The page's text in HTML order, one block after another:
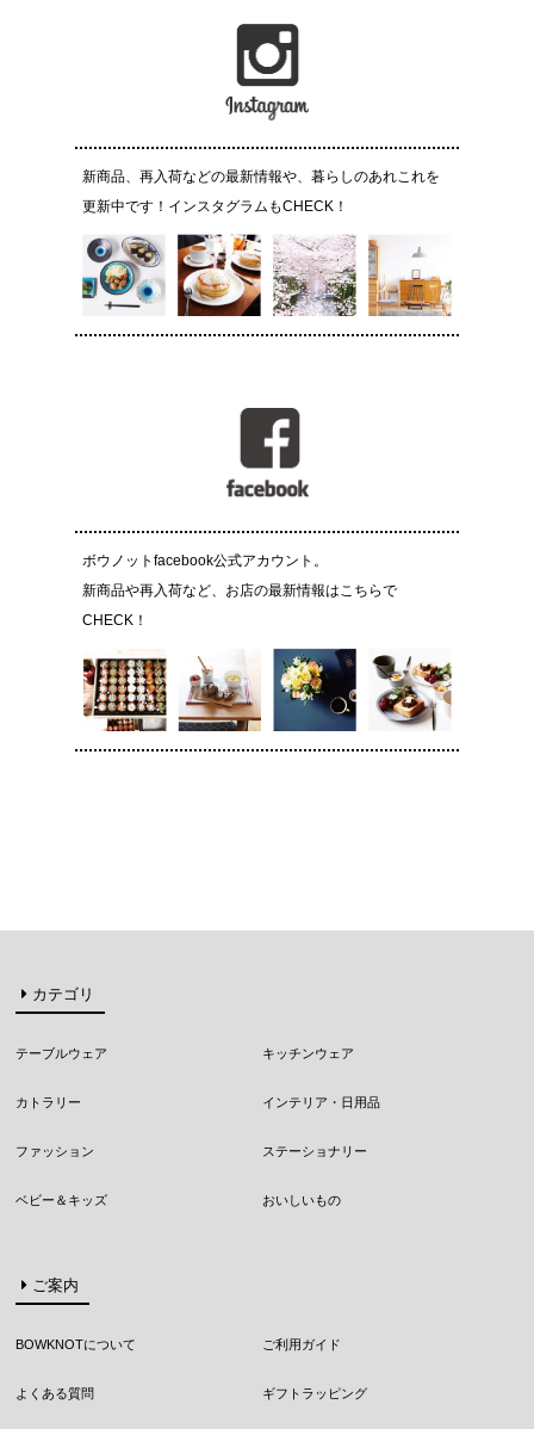
新商品、再入荷などの最新情報や、暮らしのあれこれを
更新中です！インスタグラムもCHECK！
ボウノットfacebook公式アカウント。
新商品や再入荷など、お店の最新情報はこちらで
CHECK！
カテゴリ
テーブルウェア キッチンウェア
カトラリー インテリア・日用品
ファッション ステーショナリー
ベビー＆キッズ おいしいもの
ご案内
BOWKNOTについて ご利用ガイド
よくある質問 ギフトラッピング